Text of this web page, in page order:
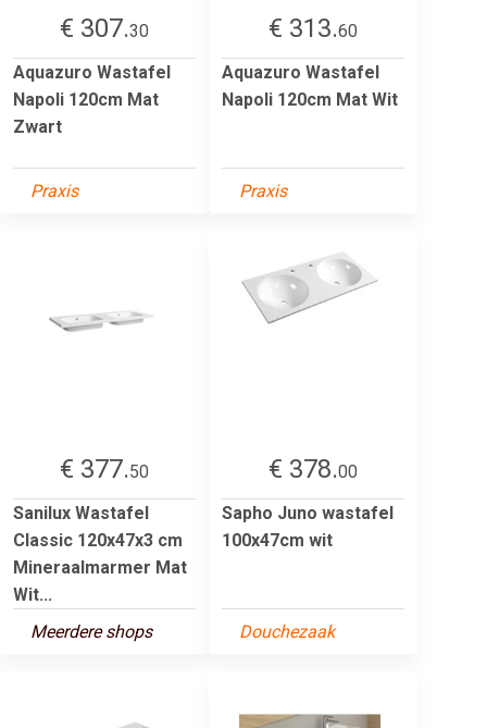
€ 307.30
Aquazuro Wastafel
Napoli 120cm Mat
Zwart
Praxis
€ 313.60
Aquazuro Wastafel
Napoli 120cm Mat Wit
Praxis
€ 377.50
Sanilux Wastafel
Classic 120x47x3 cm
Mineraalmarmer Mat
Wit...
Meerdere shops
€ 378.00
Sapho Juno wastafel
100x47cm wit
Douchezaak